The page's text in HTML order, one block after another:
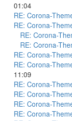
01:04
RE: Corona-
RE: Corona-
RE: Corona-
RE: Corona-
RE: Corona-
RE: Corona-
11:09
RE: Corona-
RE: Corona-
RE: Corona-
RE: Corona-